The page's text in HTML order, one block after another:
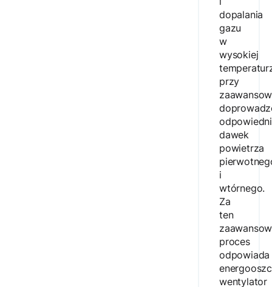
dopalania
gazu
w
wysokiej
przy
dawek
powietrza
i
wtórnego.
Za
ten
proces
odpowiada
wentylator